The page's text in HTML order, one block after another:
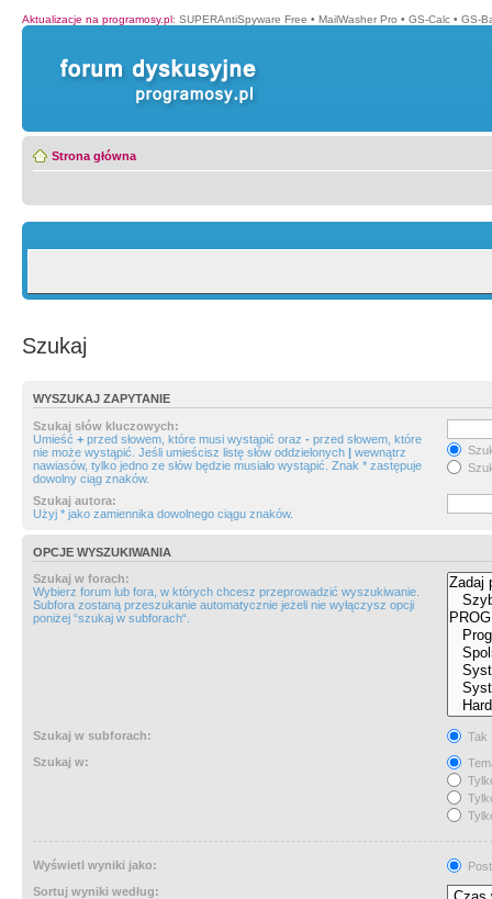
Aktualizacje na programosy.pl: SUPERAntiSpyware Free • MailWasher Pro • GS-Calc • GS-
Strona główna
Szukaj
WYSZUKAJ ZAPYTANIE
Szukaj słów kluczowych:
Umieść + przed słowem, które musi wystąpić oraz - przed słowem, które
nie może wystąpić. Jeśli umieścisz listę słów oddzielonych | wewnątrz
nawiasów, tylko jedno ze słów będzie musiało wystąpić. Znak * zastępuje
dowolny ciąg znaków.
Szukaj autora:
Użyj * jako zamiennika dowolnego ciągu znaków.
OPCJE WYSZUKIWANIA
Szukaj w forach:
Wybierz forum lub fora, w których chcesz przeprowadzić wyszukiwanie.
Subfora zostaną przeszukanie automatycznie jeżeli nie wyłączysz opcji
poniżej “szukaj w subforach“.
Szukaj w subforach:
Tak
Szukaj w:
Wyświetl wyniki jako:
Sortuj wyniki według: